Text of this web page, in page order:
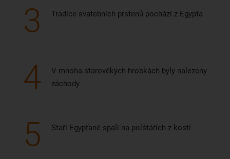
3 Tradice svatebních prstenů pochází z Egypta
4
V mnoha starověkých hrobkách byly nalezeny
záchody
5 Staří Egypťané spali na polštářích z kostí